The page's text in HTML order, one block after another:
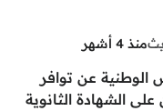
منذ 4 أشهر
الوطنية عن توافر
الشهادة الثانوية